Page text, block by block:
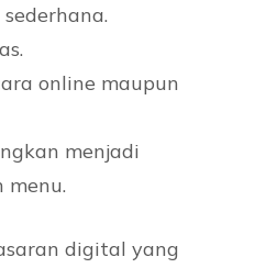
online maupun
menjadi
menu.
digital yang